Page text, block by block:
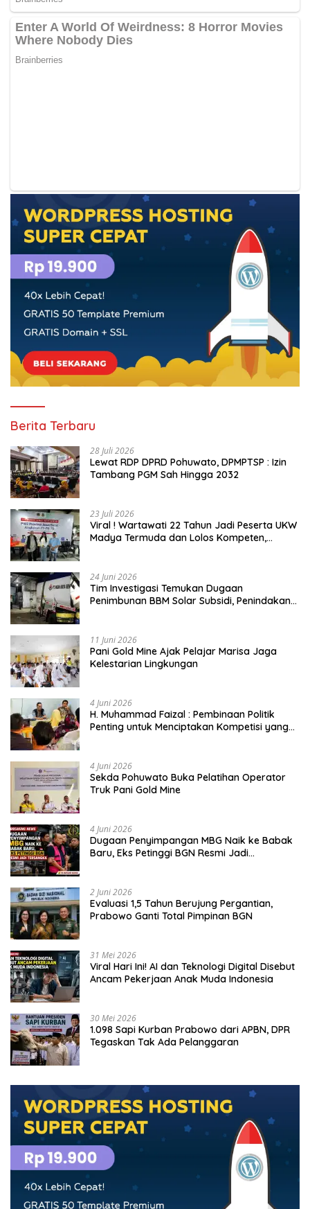
Berita Terbaru
28 Juli 2026
Lewat RDP DPRD Pohuwato, DPMPTSP : Izin
Tambang PGM Sah Hingga 2032
23 Juli 2026
Viral ! Wartawati 22 Tahun Jadi Peserta UKW
Madya Termuda dan Lolos Kompeten,
24 Juni 2026
Tim Investigasi Temukan Dugaan
Penimbunan BBM Solar Subsidi, Penindakan
11 Juni 2026
Pani Gold Mine Ajak Pelajar Marisa Jaga
Kelestarian Lingkungan
4 Juni 2026
H. Muhammad Faizal : Pembinaan Politik
Penting untuk Menciptakan Kompetisi yang
4 Juni 2026
Sekda Pohuwato Buka Pelatihan Operator
Truk Pani Gold Mine
4 Juni 2026
Dugaan Penyimpangan MBG Naik ke Babak
Baru, Eks Petinggi BGN Resmi Jadi
2 Juni 2026
Evaluasi 1,5 Tahun Berujung Pergantian,
Prabowo Ganti Total Pimpinan BGN
31 Mei 2026
Viral Hari Ini! AI dan Teknologi Digital Disebut
Ancam Pekerjaan Anak Muda Indonesia
30 Mei 2026
1.098 Sapi Kurban Prabowo dari APBN, DPR
Tegaskan Tak Ada Pelanggaran